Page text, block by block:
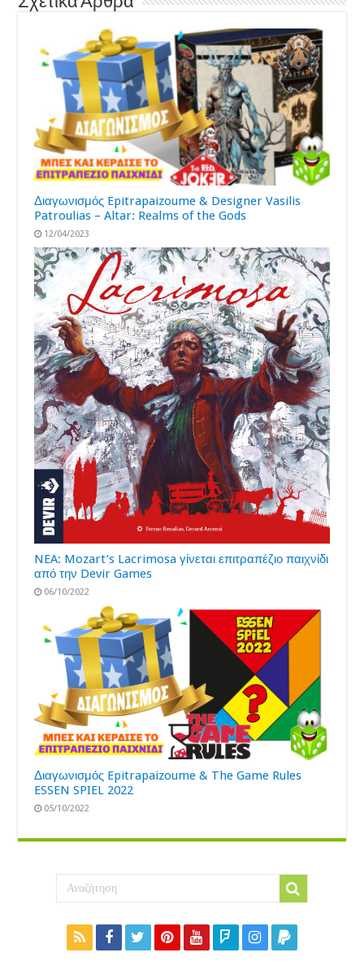
Διαγωνισμός Epitrapaizoume & Designer Vasilis
Patroulias – Altar: Realms of the Gods
12/04/2023
NEA: Mozart’s Lacrimosa γίνεται επιτραπέζιο παιχνίδι
από την Devir Games
06/10/2022
Διαγωνισμός Epitrapaizoume & The Game Rules
ESSEN SPIEL 2022
05/10/2022